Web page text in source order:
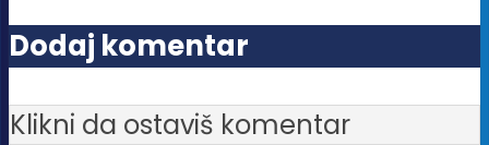
Dodaj komentar
Klikni da ostaviš komentar